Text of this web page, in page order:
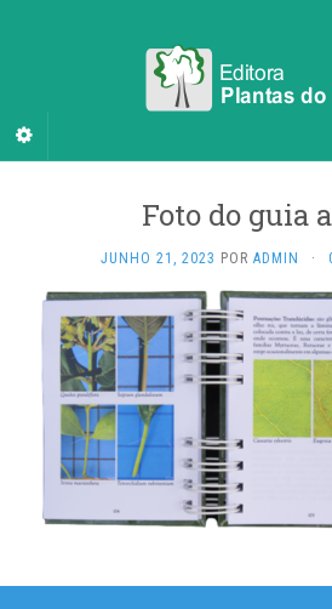
Foto do guia
JUNHO 21, 2023 POR ADMIN ·